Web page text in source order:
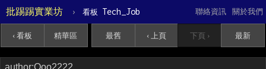
批踢踢實業坊 › 看板 Tech_Job 關於我們
聯絡資訊
‹ 看板 精華區 最舊 ‹ 上頁 下頁 › 最新